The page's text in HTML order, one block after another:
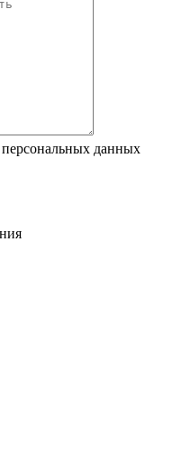
персональных данных